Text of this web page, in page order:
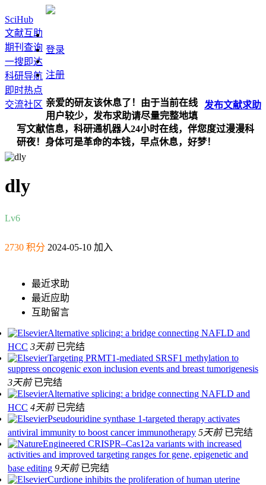
SciHub
文献互助
期刊查询
一搜即达
科研导航
即时热点
交流社区
登录
注册
发布文献求助
亲爱的研友该休息了！由于当前在线
用户较少，发布求助请尽量完整地填
写文献信息，科研通机器人24小时在线，伴您度过漫漫科
研夜！身体可是革命的本钱，早点休息，好梦！
dly
Lv6
2730 积分 2024-05-10 加入
最近求助
最近应助
互助留言
Alternative splicing: a bridge connecting NAFLD and
HCC 3天前 已完结
Targeting PRMT1-mediated SRSF1 methylation to
suppress oncogenic exon inclusion events and breast tumorigenesis
3天前 已完结
Alternative splicing: a bridge connecting NAFLD and
HCC 4天前 已完结
Pseudouridine synthase 1-targeted therapy activates
antiviral immunity to boost cancer immunotherapy 5天前 已完结
Engineered CRISPR–Cas12a variants with increased
activities and improved targeting ranges for gene, epigenetic and
base editing 9天前 已完结
Curdione inhibits the proliferation of human uterine